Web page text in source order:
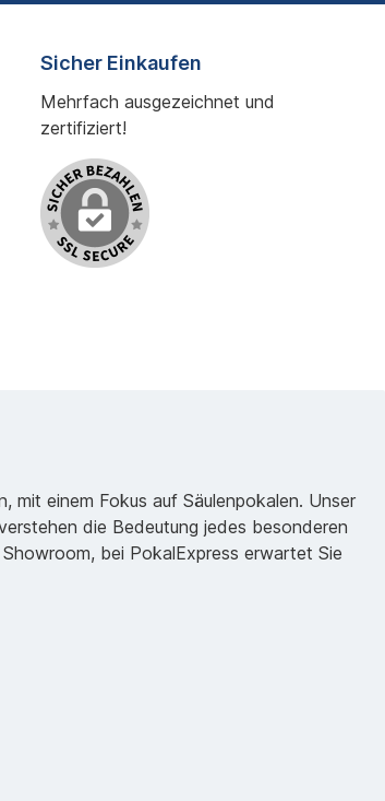
Sicher Einkaufen
Mehrfach ausgezeichnet und
zertifiziert!
mit einem Fokus auf Säulenpokalen. Unser
die Bedeutung jedes besonderen
bei PokalExpress erwartet Sie